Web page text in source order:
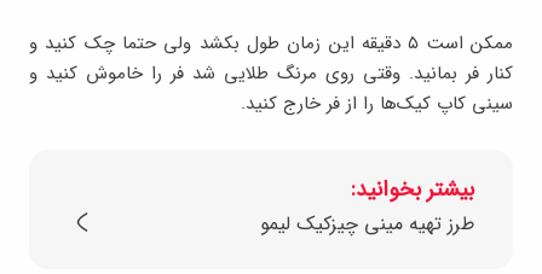
ممکن است ۵ دقیقه این زمان طول بکشد ولی حتما چک کنید و
کنار فر بمانید. وقتی روی مرنگ طلایی شد فر را خاموش کنید و
سینی کاپ کیک‌ها را از فر خارج کنید.
بیشتر بخوانید:
طرز تهیه مینی چیزکیک لیمو